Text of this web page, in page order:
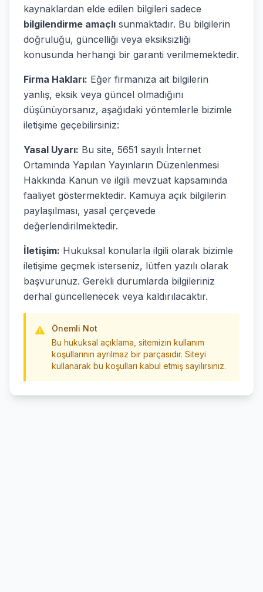
kaynaklardan elde edilen bilgileri sadece
bilgilendirme amaçlı sunmaktadır. Bu bilgilerin
doğruluğu, güncelliği veya eksiksizliği
konusunda herhangi bir garanti verilmemektedir.
Firma Hakları: Eğer firmanıza ait bilgilerin
yanlış, eksik veya güncel olmadığını
düşünüyorsanız, aşağıdaki yöntemlerle bizimle
iletişime geçebilirsiniz:
Yasal Uyarı: Bu site, 5651 sayılı İnternet
Ortamında Yapılan Yayınların Düzenlenmesi
Hakkında Kanun ve ilgili mevzuat kapsamında
faaliyet göstermektedir. Kamuya açık bilgilerin
paylaşılması, yasal çerçevede
değerlendirilmektedir.
İletişim: Hukuksal konularla ilgili olarak bizimle
iletişime geçmek isterseniz, lütfen yazılı olarak
başvurunuz. Gerekli durumlarda bilgileriniz
derhal güncellenecek veya kaldırılacaktır.
Önemli Not
Bu hukuksal açıklama, sitemizin kullanım
koşullarının ayrılmaz bir parçasıdır. Siteyi
kullanarak bu koşulları kabul etmiş sayılırsınız.